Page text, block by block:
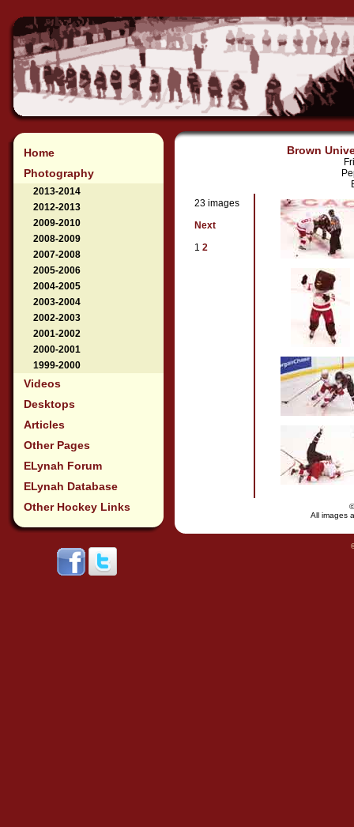
Home
Photography
2013-2014
2012-2013
2009-2010
2008-2009
2007-2008
2005-2006
2004-2005
2003-2004
2002-2003
2001-2002
2000-2001
1999-2000
Videos
Desktops
Articles
Other Pages
ELynah Forum
ELynah Database
Other Hockey Links
Brown
23 images
Next
1 2
All images